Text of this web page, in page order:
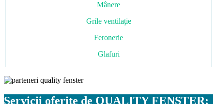
Mânere
Grile ventilație
Feronerie
Glafuri
Servicii oferite de QUALITY FENSTER: